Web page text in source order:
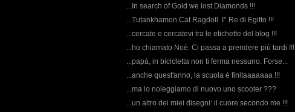
...In search of Gold we lost Diamonds !!!
...Tutankhamon Cat Ragdoll. I° Re di Egitto !!!
...cercate e cercatevi tra le etichette del blog !!!
...ho chiamato Noè. Ci passa a prendere più tardi !!!
...papà, in bicicletta non ti ferma nessuno. Forse...
...anche quest'anno, la scuola è finitaaaaaaa !!!
...ma lo noleggiamo di nuovo uno scooter ???
...un altro dei miei disegni: il cuore secondo me !!!